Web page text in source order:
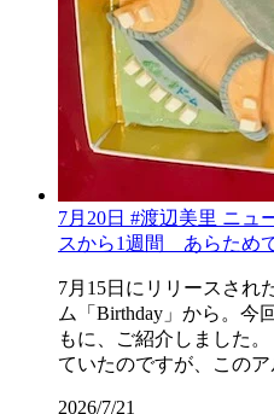
7月20日 #渡辺美里 ニュ
スから1週間 あらため
7月15日にリリースされ
ム「Birthday」から。今
もに、ご紹介しました
ていたのですが、この
2026/7/21